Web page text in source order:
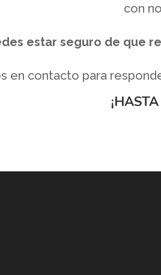
con
estar seguro de que
en contacto para